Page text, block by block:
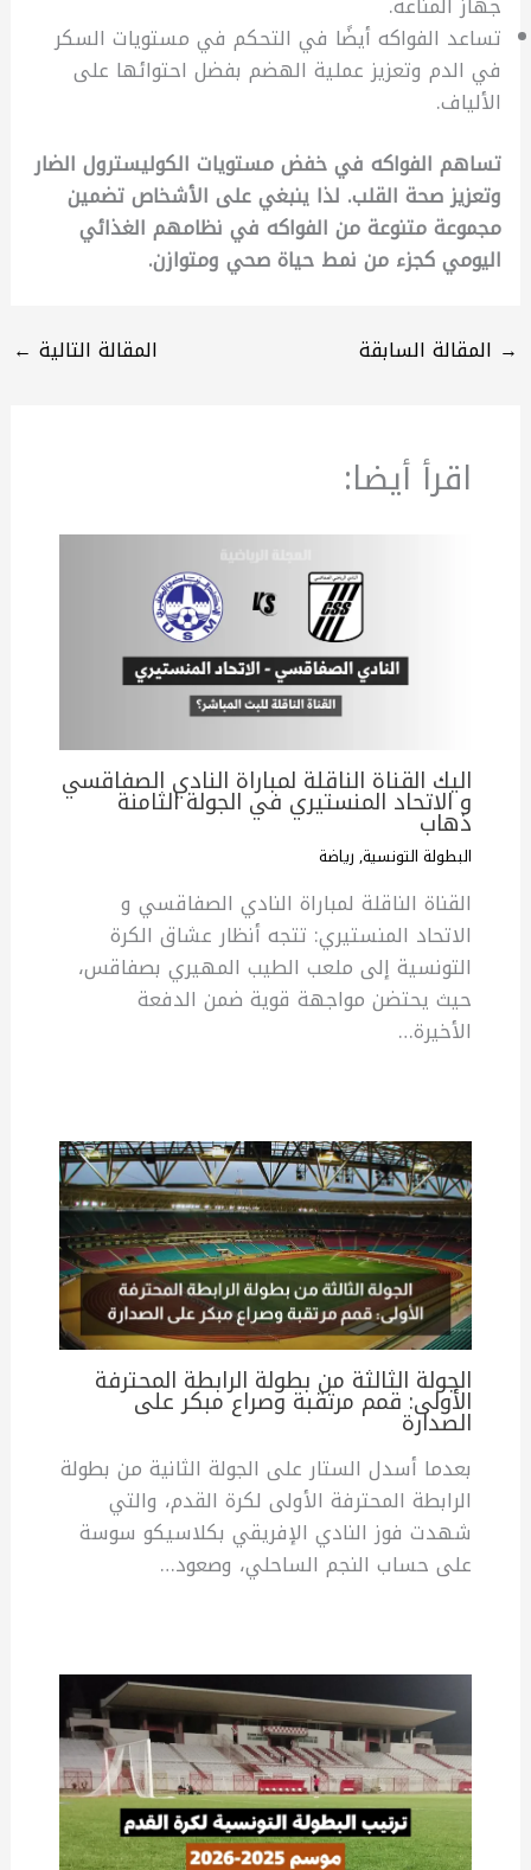
تساعد الفواكه أيضًا في التحكم في مستويات السكر
في الدم وتعزيز عملية الهضم بفضل احتوائها على
الألياف.
تساهم الفواكه في خفض مستويات الكوليسترول الضار
وتعزيز صحة القلب. لذا ينبغي على الأشخاص تضمين
مجموعة متنوعة من الفواكه في نظامهم الغذائي
اليومي كجزء من نمط حياة صحي ومتوازن.
→ المقالة السابقة المقالة التالية ←
اقرأ أيضا:
اليك القناة الناقلة لمباراة النادي الصفاقسي
و الاتحاد المنستيري في الجولة الثامنة
ذهاب
البطولة التونسية, رياضة
القناة الناقلة لمباراة النادي الصفاقسي و
الاتحاد المنستيري: تتجه أنظار عشاق الكرة
التونسية إلى ملعب الطيب المهيري بصفاقس،
حيث يحتضن مواجهة قوية ضمن الدفعة
الأخيرة…
الجولة الثالثة من بطولة الرابطة المحترفة
الأولى: قمم مرتقبة وصراع مبكر على
الصدارة
بعدما أسدل الستار على الجولة الثانية من بطولة
الرابطة المحترفة الأولى لكرة القدم، والتي
شهدت فوز النادي الإفريقي بكلاسيكو سوسة
على حساب النجم الساحلي، وصعود…